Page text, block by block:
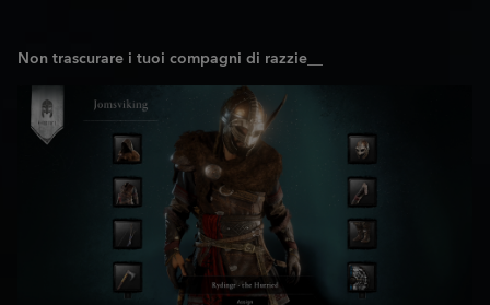
Non trascurare i tuoi compagni di razzie__